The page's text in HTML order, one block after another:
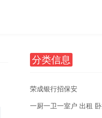
分类信息
荣成银行招保安